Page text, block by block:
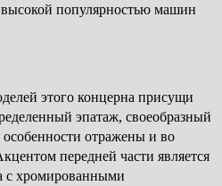
высокой популярностью машин
этого концерна присущи
эпатаж, своеобразный
отражены и во
передней части является
с хромированными